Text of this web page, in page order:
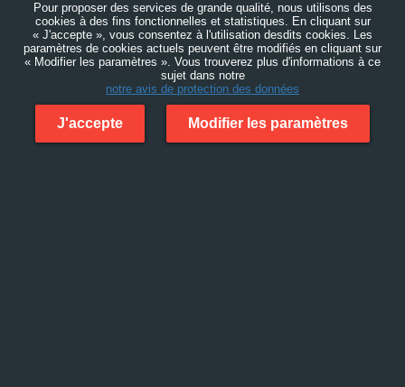
Pour proposer des services de grande qualité, nous utilisons des
cookies à des fins fonctionnelles et statistiques. En cliquant sur
« J'accepte », vous consentez à l'utilisation desdits cookies. Les
paramètres de cookies actuels peuvent être modifiés en cliquant sur
« Modifier les paramètres ». Vous trouverez plus d'informations à ce
sujet dans notre
notre avis de protection des données
J'accepte Modifier les paramètres